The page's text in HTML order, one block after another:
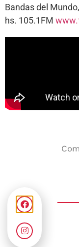
Bandas del
hs. 105.1FM